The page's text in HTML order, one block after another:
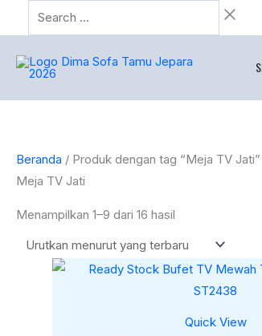
ke
konten
Search
…
Beranda / Produk dengan tag “Meja TV Jati”
Meja TV Jati
Menampilkan 1–9 dari 16 hasil
Diurutkan
menurut
Quick View